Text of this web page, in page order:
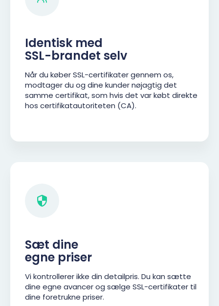
Identisk med
SSL-brandet selv
Når du køber SSL-certifikater gennem os,
modtager du og dine kunder nøjagtig det
samme certifikat, som hvis det var købt direkte
hos certifikatautoriteten (CA).
Sæt dine
egne priser
Vi kontrollerer ikke din detailpris. Du kan sætte
dine egne avancer og sælge SSL-certifikater til
dine foretrukne priser.